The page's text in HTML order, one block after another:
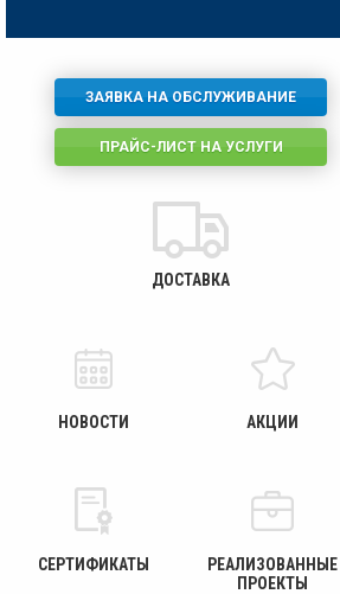
ЗАЯВКА НА ОБСЛУЖИВАНИЕ
ПРАЙС-ЛИСТ НА УСЛУГИ
ДОСТАВКА
НОВОСТИ АКЦИИ
СЕРТИФИКАТЫ
РЕАЛИЗОВАННЫЕ
ПРОЕКТЫ